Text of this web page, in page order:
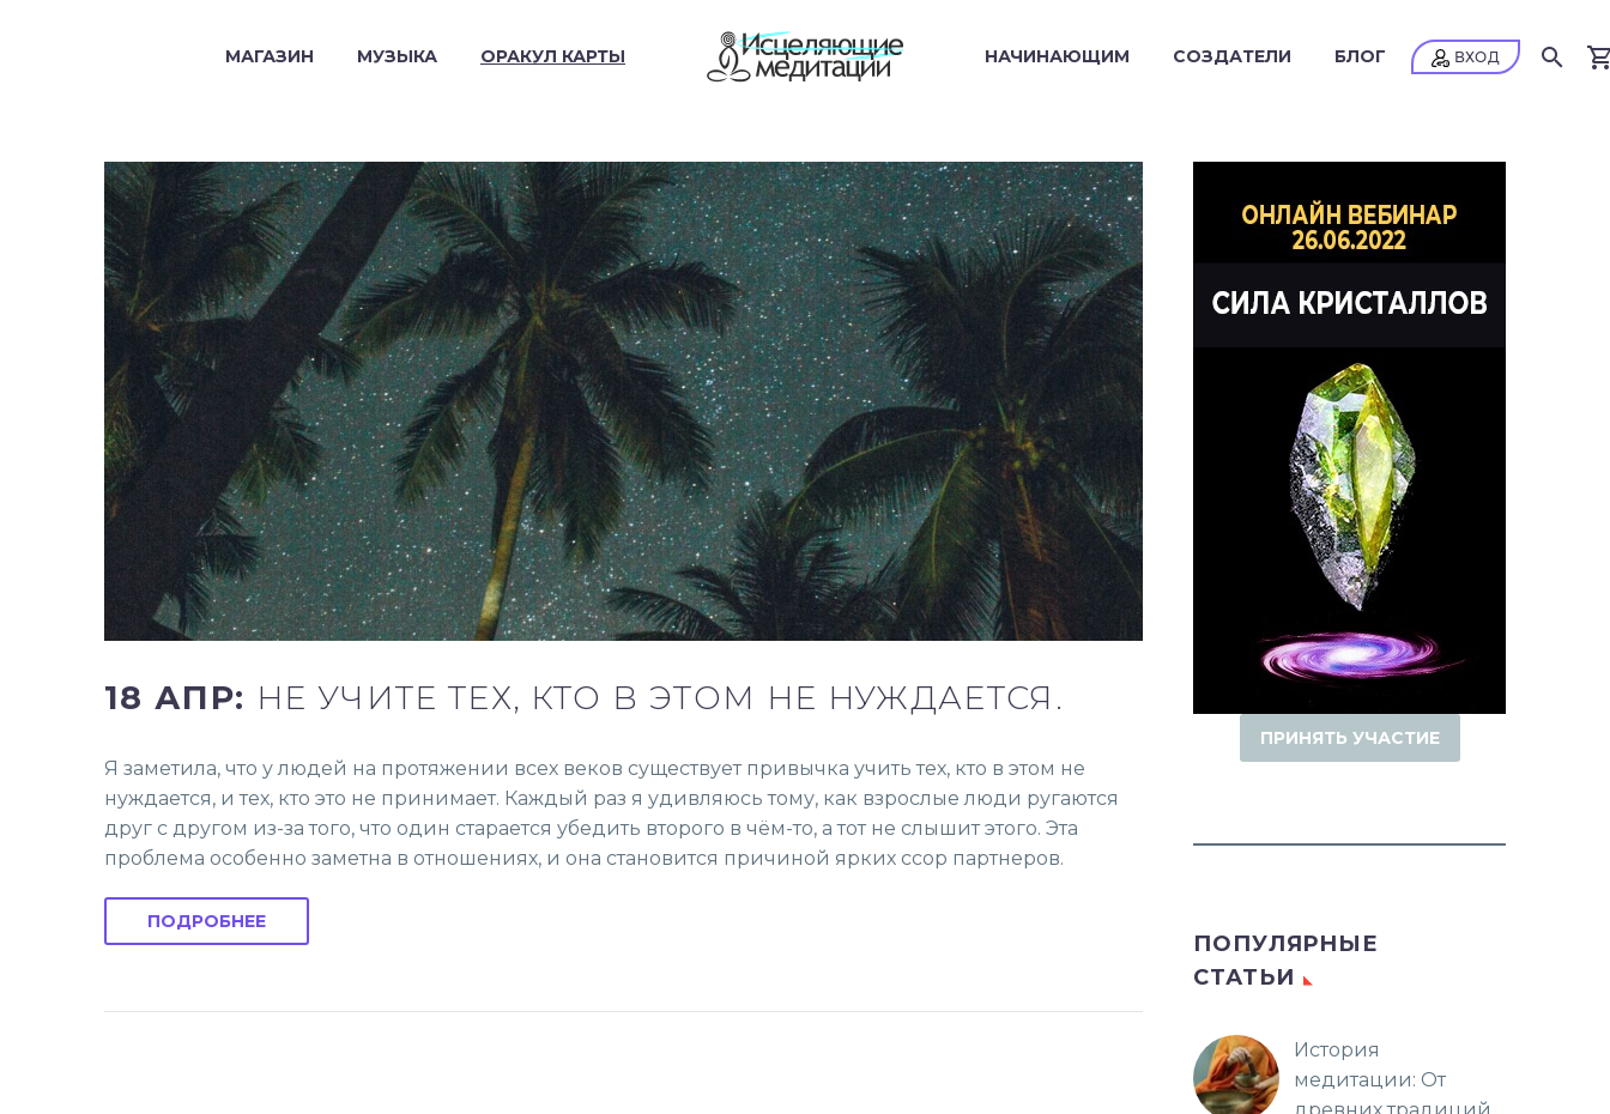
МАГАЗИН МУЗЫКА ОРАКУЛ КАРТЫ НАЧИНАЮЩИМ СОЗДАТЕЛИ БЛОГ
18 АПР: НЕ УЧИТЕ ТЕХ, КТО В ЭТОМ НЕ НУЖДАЕТСЯ.
Я заметила, что у людей на протяжении всех веков существует привычка учить тех, кто в этом не
нуждается, и тех, кто это не принимает. Каждый раз я удивляюсь тому, как взрослые люди ругаются
друг с другом из-за того, что один старается убедить второго в чём-то, а тот не слышит этого. Эта
проблема особенно заметна в отношениях, и она становится причиной ярких ссор партнеров.
ПОДРОБНЕЕ
ПРИНЯТЬ УЧАСТИЕ
ПОПУЛЯРНЫЕ
СТАТЬИ
История
медитации: От